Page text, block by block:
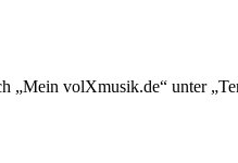
„Mein volXmusik.de“ unter